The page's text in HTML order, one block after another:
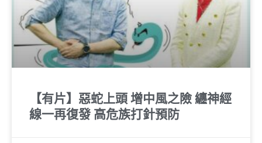
【有片】惡蛇上頭 增中風之險 纏神經
線一再復發 高危族打針預防